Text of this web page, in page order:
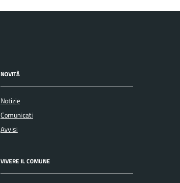
NOVITÀ
Notizie
Comunicati
Avvisi
VIVERE IL COMUNE